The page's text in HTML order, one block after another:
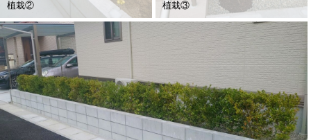
植栽② 植栽③